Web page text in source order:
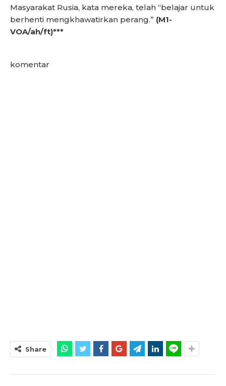
Masyarakat Rusia, kata mereka, telah “belajar untuk
berhenti mengkhawatirkan perang.” (M1-
VOA/ah/ft)***
komentar
Share